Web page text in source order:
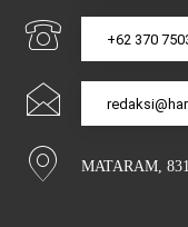
+62 370
MATARAM,